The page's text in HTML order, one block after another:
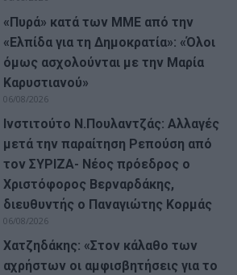
«Πυρά» κατά των ΜΜΕ από την
«Ελπίδα για τη Δημοκρατία»: «Όλοι
όμως ασχολούνται με την Μαρία
Καρυστιανού»
06/08/2026
Ινστιτούτο Ν.Πουλαντζάς: Αλλαγές
μετά την παραίτηση Ρεπούση από
τον ΣΥΡΙΖΑ- Νέος πρόεδρος ο
Χριστόφορος Βερναρδάκης,
διευθυντής ο Παναγιώτης Κορμάς
06/08/2026
Χατζηδάκης: «Στον κάλαθο των
αχρήστων οι αμφισβητήσεις για το